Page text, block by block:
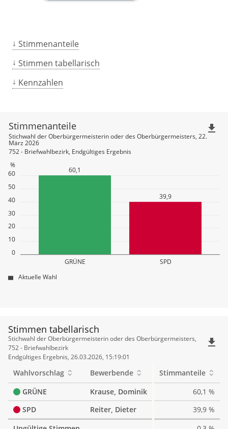
Stimmenanteile
Stimmen tabellarisch
Kennzahlen
0
10
20
30
40
50
60
%
GRÜNE SPD
60,1
39,9
Stimmenanteile
Stichwahl der Oberbürgermeisterin oder des Oberbürgermeisters, 22.
März 2026
752 - Briefwahlbezirk, Endgültiges Ergebnis
Aktuelle Wahl
file_download
Stimmen tabellarisch
Stimmen
tabellarisch
Stichwahl der Oberbürgermeisterin oder des Oberbürgermeisters,
752 - Briefwahlbezirk
Endgültiges Ergebnis, 26.03.2026, 15:19:01
file_download
Wahlvorschlag Bewerbende
Stimmanteile
GRÜNE
Krause, Dominik
60,1 %
SPD
Reiter, Dieter
39,9 %